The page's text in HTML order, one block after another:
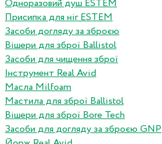
Одноразовий душ ESTEM
Присипка для ніг ESTEM
Засоби догляду за зброєю
Вішери для зброї Ballistol
Засоби для чищення зброї
Інструмент Real Avid
Масла Milfoam
Мастила для зброї Ballistol
Вішери для зброї Bore Tech
Засоби для догляду за зброєю GNP